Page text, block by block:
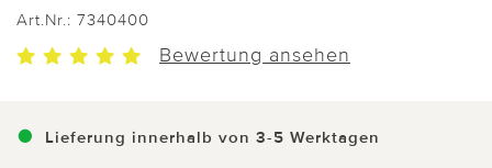
Art.Nr.: 7340400
Bewertung ansehen
Lieferung innerhalb von 3-5 Werktagen